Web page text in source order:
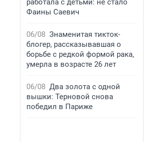
работала с детьми: не стало
Фаины Саевич
06/08 Знаменитая тикток-
блогер, рассказывавшая о
борьбе с редкой формой рака,
умерла в возрасте 26 лет
06/08 Два золота с одной
вышки: Терновой снова
победил в Париже